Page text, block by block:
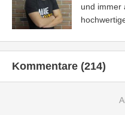
und immer
Kommentare (214)